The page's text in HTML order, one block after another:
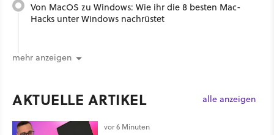
Von MacOS zu Windows: Wie ihr die 8 besten Mac-
Hacks unter Windows nachrüstet
mehr anzeigen
AKTUELLE ARTIKEL alle anzeigen
vor 6 Minuten